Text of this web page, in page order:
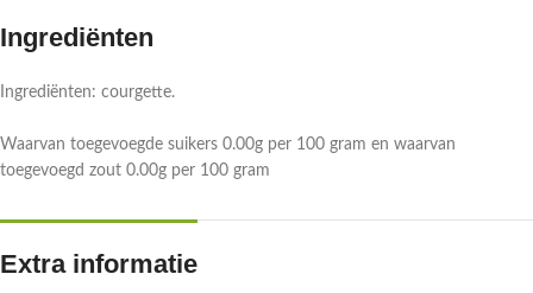
Ingrediënten
Ingrediënten: courgette.
Waarvan toegevoegde suikers 0.00g per 100 gram en waarvan
toegevoegd zout 0.00g per 100 gram
Extra informatie